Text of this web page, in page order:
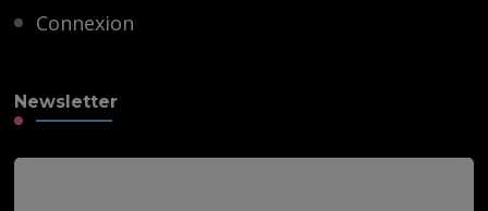
Connexion
Newsletter